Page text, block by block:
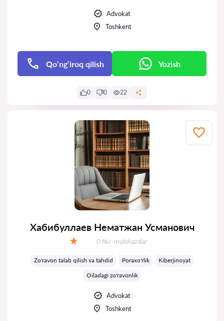
Advokat
Toshkent
Qo‘ng‘iroq qilish Yozish
0 0 22
Хабибуллаев Нематжан Усманович
Fikrlar:
0 fikr-mulohazalar
Zo'ravon talab qilish va tahdid Poraxo'rlik
Kiberjinoyat
Oiladagi zo'ravonlik
Advokat
Toshkent